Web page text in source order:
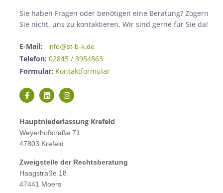
Sie haben Fragen oder benötigen eine Beratung? Zögern
Sie nicht, uns zu kontaktieren. Wir sind gerne für Sie da!
E-Mail: info@st-b-k.de
Telefon: 02845 / 3954863
Formular: Kontaktformular
Hauptniederlassung Krefeld
Weyerhofstraße 71
47803 Krefeld
Zweigstelle der Rechtsberatung
Haagstraße 18
47441 Moers